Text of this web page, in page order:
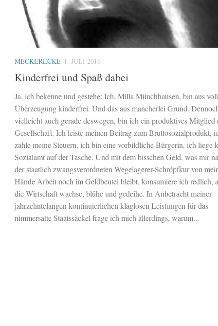
MECKERECKE 1. JULI 2016
Kinderfrei und Spaß dabei
Ja, ich bekenne und gestehe: Ich, Milla Münchhausen, bin aus
Überzeugung kinderfrei. Und das aus mancherlei Grund.
vielleicht auch gerade deswegen, bin ich ein produktives Mitglied
Gesellschaft. Ich leiste meinen Beitrag zum Bruttosozialprodukt,
zahle meine Steuern, ich bin eine vorbildliche Bürgerin, ich liege
Sozialamt auf der Tasche. Und mit dem bisschen Geld, was mir
der staatlich zwangsverordneten Wegelagerer-Schröpfkur von
Hände Arbeit noch im Geldbeutel bleibt, konsumiere ich redlich,
die Wirtschaft wachse, blühe und gedeihe. In Anbetracht meiner
jahrzehntelangen kontinuierlichen klaglosen Leistungen für das
nimmersatte Staatssäckel frage ich mich allerdings, warum...